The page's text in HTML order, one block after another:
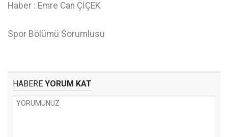
Haber : Emre Can ÇİÇEK
Spor Bölümü Sorumlusu
HABERE YORUM KAT